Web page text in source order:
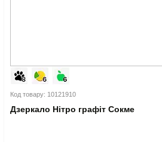
Код товару: 10121910
Дзеркало Нітро графіт Сокме